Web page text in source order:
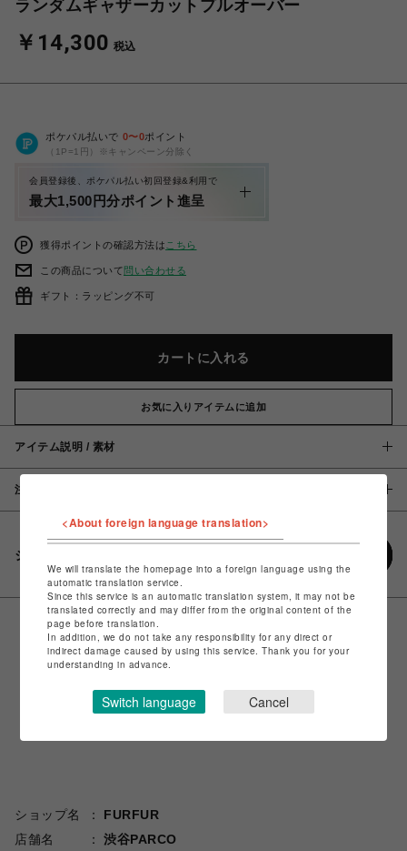
ランダムギャザーカットプルオーバー
￥14,300 税込
ポケパル払いで 0〜0ポイント
（1P=1円）※キャンペーン分除く
会員登録後、ポケパル払い初回登録&利用で
最大1,500円分ポイント進呈
獲得ポイントの確認方法は こちら
この商品について問い合わせる
ギフト：ラッピング不可
カートに入れる
お気に入りアイテムに追加
アイテム説明 / 素材
注意事項
シェアする
ショップ名
FURFUR
店舗名
渋谷PARCO
<About foreign language translation>
We will translate the homepage into a foreign language using the
automatic translation service.
Since this service is an automatic translation system, it may not be
translated correctly and may differ from the original content of the
page before translation.
In addition, we do not take any responsibility for any direct or
indirect damage caused by using this service. Thank you for your
understanding in advance.
Switch language Cancel